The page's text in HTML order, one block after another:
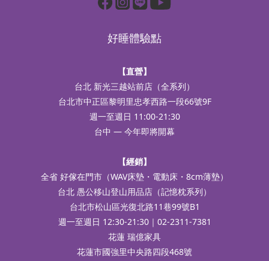
好睡體驗點
【直營】
台北 新光三越站前店（全系列）
台北市中正區黎明里忠孝西路一段66號9F
週一至週日 11:00-21:30
台中 — 今年即將開幕
【經銷】
全省 好傢在門市（WAV床墊・電動床・8cm薄墊）
台北 愚公移山登山用品店（記憶枕系列）
台北市松山區光復北路11巷99號B1
週一至週日 12:30-21:30｜02-2311-7381
花蓮 瑞億家具
花蓮市國強里中央路四段468號